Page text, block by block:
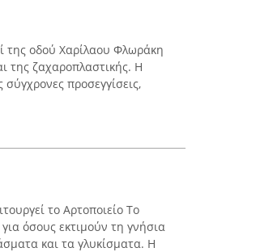
της οδού Χαρίλαου Φλωράκη
της ζαχαροπλαστικής. Η
προσεγγίσεις,
το Αρτοποιείο Το
όσους εκτιμούν τη γνήσια
και τα γλυκίσματα. Η